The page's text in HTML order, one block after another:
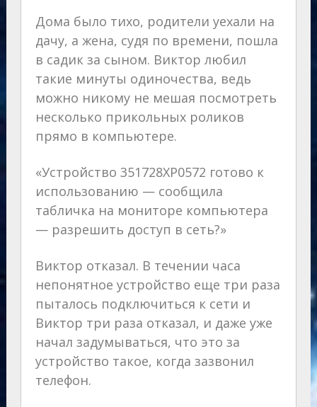
Дома было тихо, родители уехали на
дачу, а жена, судя по времени, пошла
в садик за сыном. Виктор любил
такие минуты одиночества, ведь
можно никому не мешая посмотреть
несколько прикольных роликов
прямо в компьютере.
«Устройство 351728ХР0572 готово к
использованию — сообщила
табличка на мониторе компьютера
— разрешить доступ в сеть?»
Виктор отказал. В течении часа
непонятное устройство еще три раза
пыталось подключиться к сети и
Виктор три раза отказал, и даже уже
начал задумываться, что это за
устройство такое, когда зазвонил
телефон.